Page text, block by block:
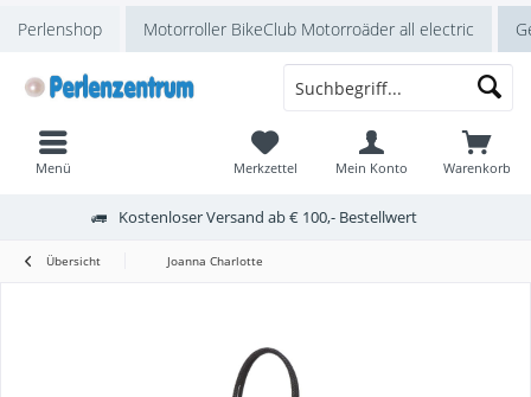
Perlenshop Motorroller BikeClub Motorroäder all electric
Kostenloser Versand ab € 100,- Bestellwert
Warenkorb
Merkzettel Mein Konto
Menü
Übersicht Joanna Charlotte